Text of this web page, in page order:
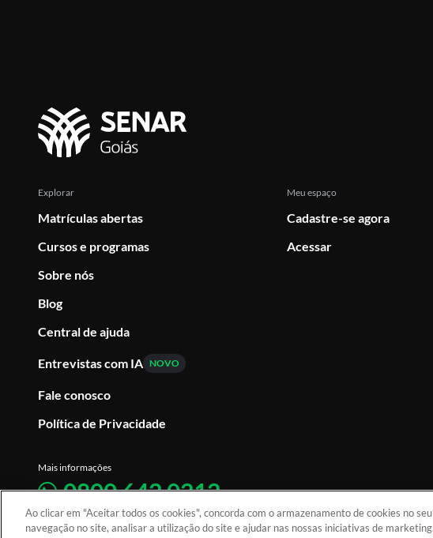
Explorar
Matrículas abertas
Cursos e programas
Sobre nós
Blog
Central de ajuda
Entrevistas com IA NOVO
Fale conosco
Política de Privacidade
Meu espaço
Cadastre-se agora
Acessar
Mais informações
0800 642 0212
Atendimento: De segunda a sexta-feira, atendimento das 08 às 18, no horário de Brasília.
Ao clicar em "Aceitar todos os cookies", concorda com o armazenamento de cookies no
navegação no site, analisar a utilização do site e ajudar nas nossas iniciativas de marketing.